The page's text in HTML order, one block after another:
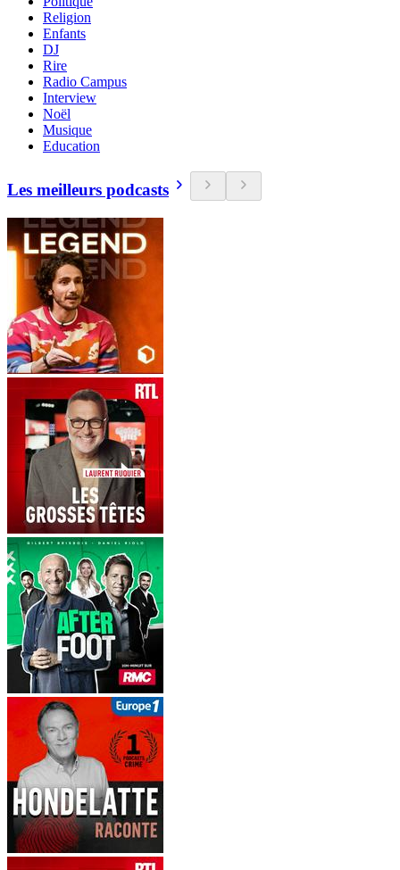
Religion
Enfants
DJ
Rire
Radio Campus
Interview
Noël
Musique
Education
Les meilleurs podcasts